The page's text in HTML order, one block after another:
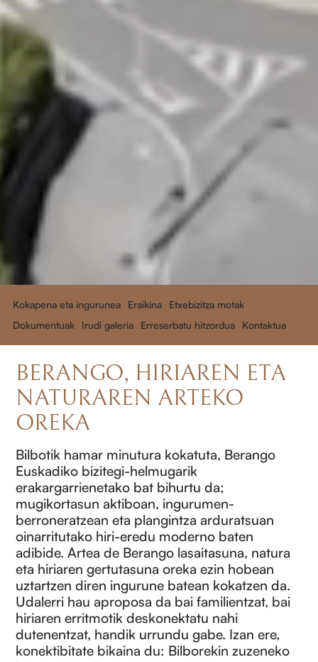
Kokapena eta ingurunea Eraikina
Etxebizitza motak
Dokumentuak
Irudi galeria Erreserbatu hitzordua Kontaktua
BERANGO, HIRIAREN ETA
NATURAREN ARTEKO
OREKA
Bilbotik hamar minutura kokatuta, Berango
Euskadiko bizitegi-helmugarik
erakargarrienetako bat bihurtu da;
mugikortasun aktiboan, ingurumen-
berroneratzean eta plangintza arduratsuan
oinarritutako hiri-eredu moderno baten
adibide. Artea de Berango lasaitasuna, natura
eta hiriaren gertutasuna oreka ezin hobean
uztartzen diren ingurune batean kokatzen da.
Udalerri hau aproposa da bai familientzat, bai
hiriaren erritmotik deskonektatu nahi
dutenentzat, handik urrundu gabe. Izan ere,
konektibitate bikaina du: Bilborekin zuzeneko